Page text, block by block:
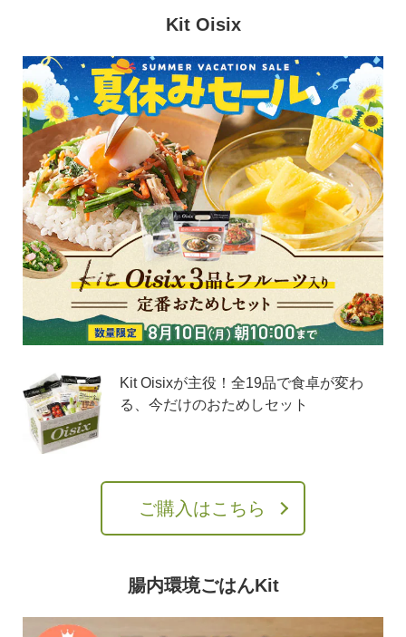
Kit Oisix
Kit Oisixが主役！全19品で食卓が変わ
る、今だけのおためしセット
ご購入はこちら
腸内環境ごはんKit